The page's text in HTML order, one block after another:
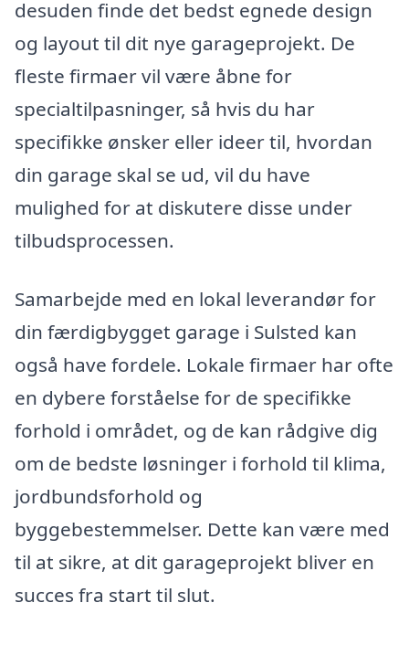
desuden finde det bedst egnede design
og layout til dit nye garageprojekt. De
fleste firmaer vil være åbne for
specialtilpasninger, så hvis du har
specifikke ønsker eller ideer til, hvordan
din garage skal se ud, vil du have
mulighed for at diskutere disse under
tilbudsprocessen.
Samarbejde med en lokal leverandør for
din færdigbygget garage i Sulsted kan
også have fordele. Lokale firmaer har ofte
en dybere forståelse for de specifikke
forhold i området, og de kan rådgive dig
om de bedste løsninger i forhold til klima,
jordbundsforhold og
byggebestemmelser. Dette kan være med
til at sikre, at dit garageprojekt bliver en
succes fra start til slut.